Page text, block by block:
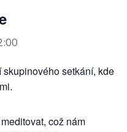
setkání, kde
což nám